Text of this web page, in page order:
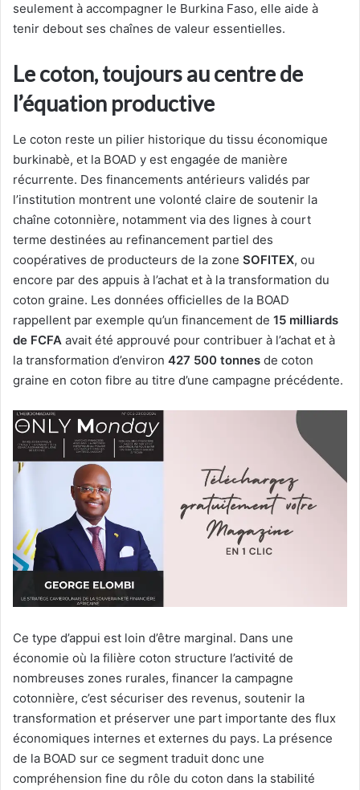
seulement à accompagner le Burkina Faso, elle aide à
tenir debout ses chaînes de valeur essentielles.
Le coton, toujours au centre de
l’équation productive
Le coton reste un pilier historique du tissu économique
burkinabè, et la BOAD y est engagée de manière
récurrente. Des financements antérieurs validés par
l’institution montrent une volonté claire de soutenir la
chaîne cotonnière, notamment via des lignes à court
terme destinées au refinancement partiel des
coopératives de producteurs de la zone SOFITEX, ou
encore par des appuis à l’achat et à la transformation du
coton graine. Les données officielles de la BOAD
rappellent par exemple qu’un financement de 15 milliards
de FCFA avait été approuvé pour contribuer à l’achat et à
la transformation d’environ 427 500 tonnes de coton
graine en coton fibre au titre d’une campagne précédente.
Ce type d’appui est loin d’être marginal. Dans une
économie où la filière coton structure l’activité de
nombreuses zones rurales, financer la campagne
cotonnière, c’est sécuriser des revenus, soutenir la
transformation et préserver une part importante des flux
économiques internes et externes du pays. La présence
de la BOAD sur ce segment traduit donc une
compréhension fine du rôle du coton dans la stabilité